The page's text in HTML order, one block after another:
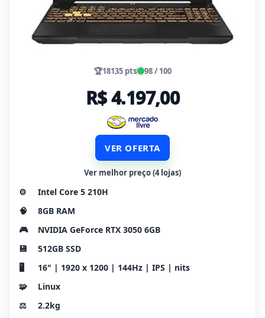
🏆18135 pts 98 / 100
R$ 4.197,00
VER OFERTA
Ver melhor preço (4 lojas)
⚙️
Intel Core 5 210H
🧠
8GB RAM
🎮
NVIDIA GeForce RTX 3050 6GB
💾
512GB SSD
🖥️
16" | 1920 x 1200 | 144Hz | IPS | nits
🧩
Linux
⚖️
2.2kg